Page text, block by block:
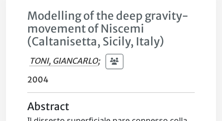
Modelling of the deep gravity-
movement of Niscemi
(Caltanisetta, Sicily, Italy)
TONI, GIANCARLO;
2004
Abstract